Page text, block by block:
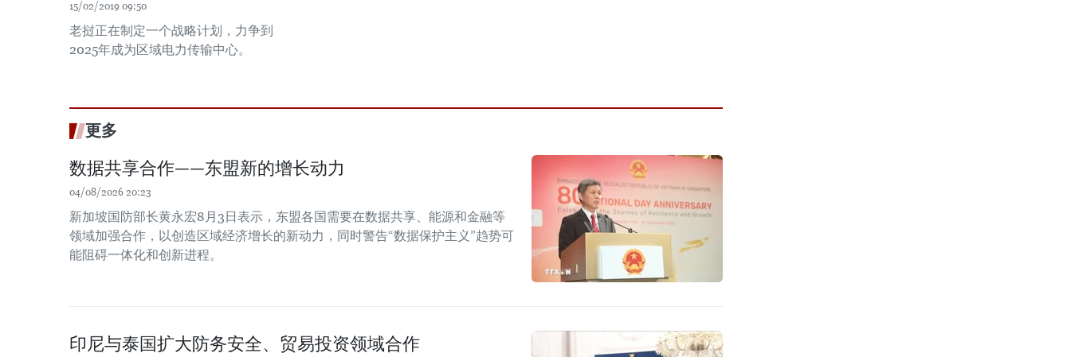
15/02/2019 09:50
老挝正在制定一个战略计划，力争到
2025年成为区域电力传输中心。
更多
数据共享合作——东盟新的增长动力
04/08/2026 20:23
新加坡国防部长黄永宏8月3日表示，东盟各国需要在数据共享、能源和金融等
领域加强合作，以创造区域经济增长的新动力，同时警告“数据保护主义”趋势可
能阻碍一体化和创新进程。
印尼与泰国扩大防务安全、贸易投资领域合作